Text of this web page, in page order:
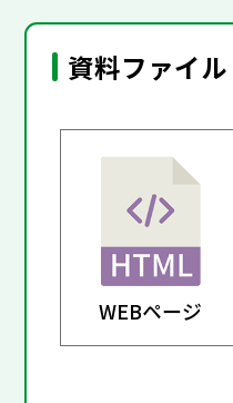
資料ファイル
WEBページ